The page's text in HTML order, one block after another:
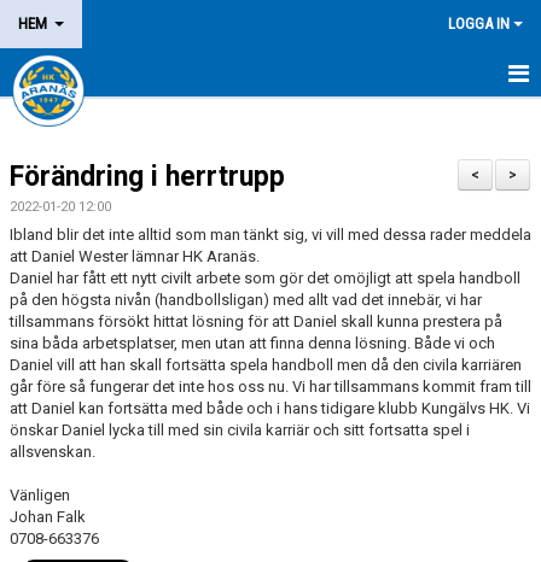
HEM LOGGA IN
NYHETER
OM KLUBBEN
MEDLEM
LEDARE
DOMARE/FUNKTIONÄR
KALENDER
MATCHER
LOTTERIER
>
<
Förändring i herrtrupp
2022-01-20 12:00
Ibland blir det inte alltid som man tänkt sig, vi vill med dessa rader meddela
att Daniel Wester lämnar HK Aranäs.
Daniel har fått ett nytt civilt arbete som gör det omöjligt att spela handboll
på den högsta nivån (handbollsligan) med allt vad det innebär, vi har
tillsammans försökt hittat lösning för att Daniel skall kunna prestera på
sina båda arbetsplatser, men utan att finna denna lösning. Både vi och
Daniel vill att han skall fortsätta spela handboll men då den civila karriären
går före så fungerar det inte hos oss nu. Vi har tillsammans kommit fram till
att Daniel kan fortsätta med både och i hans tidigare klubb Kungälvs HK. Vi
önskar Daniel lycka till med sin civila karriär och sitt fortsatta spel i
allsvenskan.
Vänligen
Johan Falk
0708-663376